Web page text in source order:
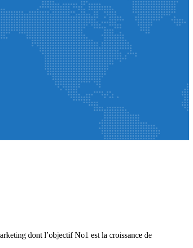
dont l’objectif No1 est la croissance de